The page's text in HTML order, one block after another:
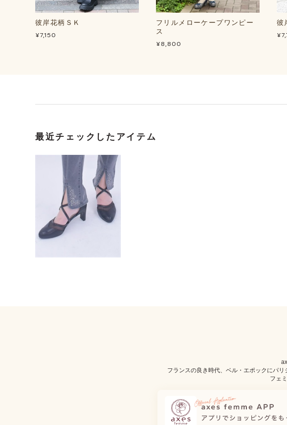
彼岸花柄ＳＫ
¥7,150
フリルメローケープワンピー
ス
¥8,800
彼
最近チェックしたアイテム
フランスの良き時代、ベル・エポックにパ
フェ